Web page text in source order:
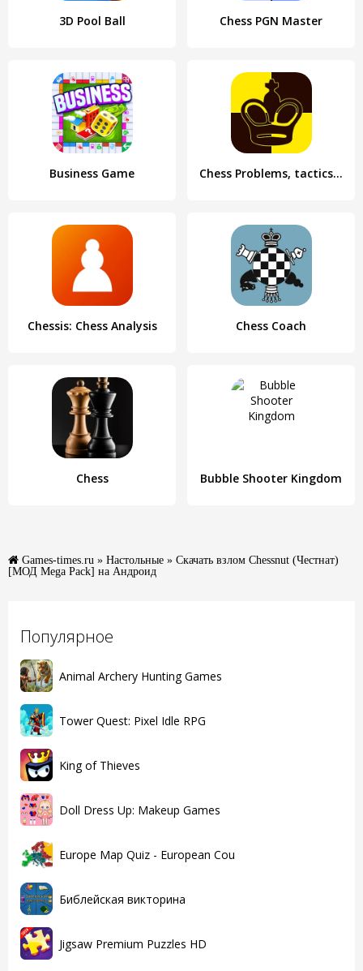
Популярное
Animal Archery Hunting Games
Tower Quest: Pixel Idle RPG
King of Thieves
Doll Dress Up: Makeup Games
Europe Map Quiz - European Cou
Библейская викторина
Jigsaw Premium Puzzles HD
3D Pool Ball Chess PGN Master
Business Game Chess Problems, tactics, puzzl
Chessis: Chess Analysis Chess Coach
Chess Bubble Shooter Kingdom
Games-times.ru » Настольные » Скачать взлом Chessnut (Честнат)
[МОД Mega Pack] на Андроид